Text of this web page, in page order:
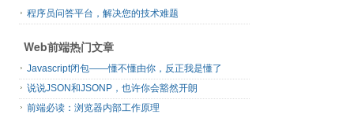
程序员问答平台，解决您的技术难题
Web前端热门文章
Javascript闭包——懂不懂由你，反正我是懂了
说说JSON和JSONP，也许你会豁然开朗
前端必读：浏览器内部工作原理